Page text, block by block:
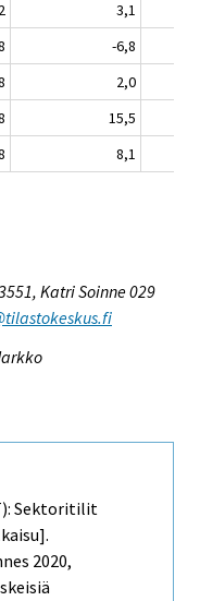
3,1
-6,8
2,0
15,5
8,1
Katri Soinne 029
Sektoritilit
2020,